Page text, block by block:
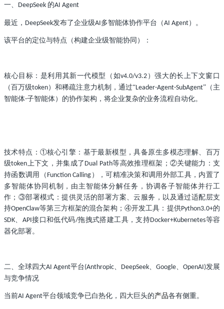
一、 DeepSeek 的AI Agent
最近， DeepSeek发布了企业级AI多智能体协作平台（AI Agent）。
该平台的定位与特点（构建企业级智能协同）：
核心目标：是利用其新一代模型（如v4.0/v3.2 ）强大的长上下文窗口
（百万级token）和稀疏注意力机制，通过“Leader-Agent-SubAgent”（主
智能体-子智能体）的协作架构，将企业复杂的业务流程自动化。
技术特点：①核心引擎：基于最新模型，具备原生多模态理解、百万
级token上下文，并集成了 Dual Path等高效推理框架；②关键能力：支
持函数调用（ Function Calling ），可精准决策和调用外部工具，内置了
多智能体协同机制，由主智能体分解任务，协调各子智能体并行工
作；③部署模式：提供灵活的部署方案、云服务，以及通过适配层支
持OpenClaw等第三方框架的混合架构；④开发工具：提供Python3.0+的
SDK、 API接口和低代码/拖拽式搭建工具，支持Docker+Kubernetes等容
器化部署。
二、全球四大AI Agent平台(Anthropic DeepSeek Google OpenAI)发展
与竞争情况
当前AI Agent平台领域竞争已白热化，四大巨头的产品各有侧重。